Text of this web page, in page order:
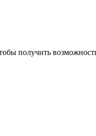
получить